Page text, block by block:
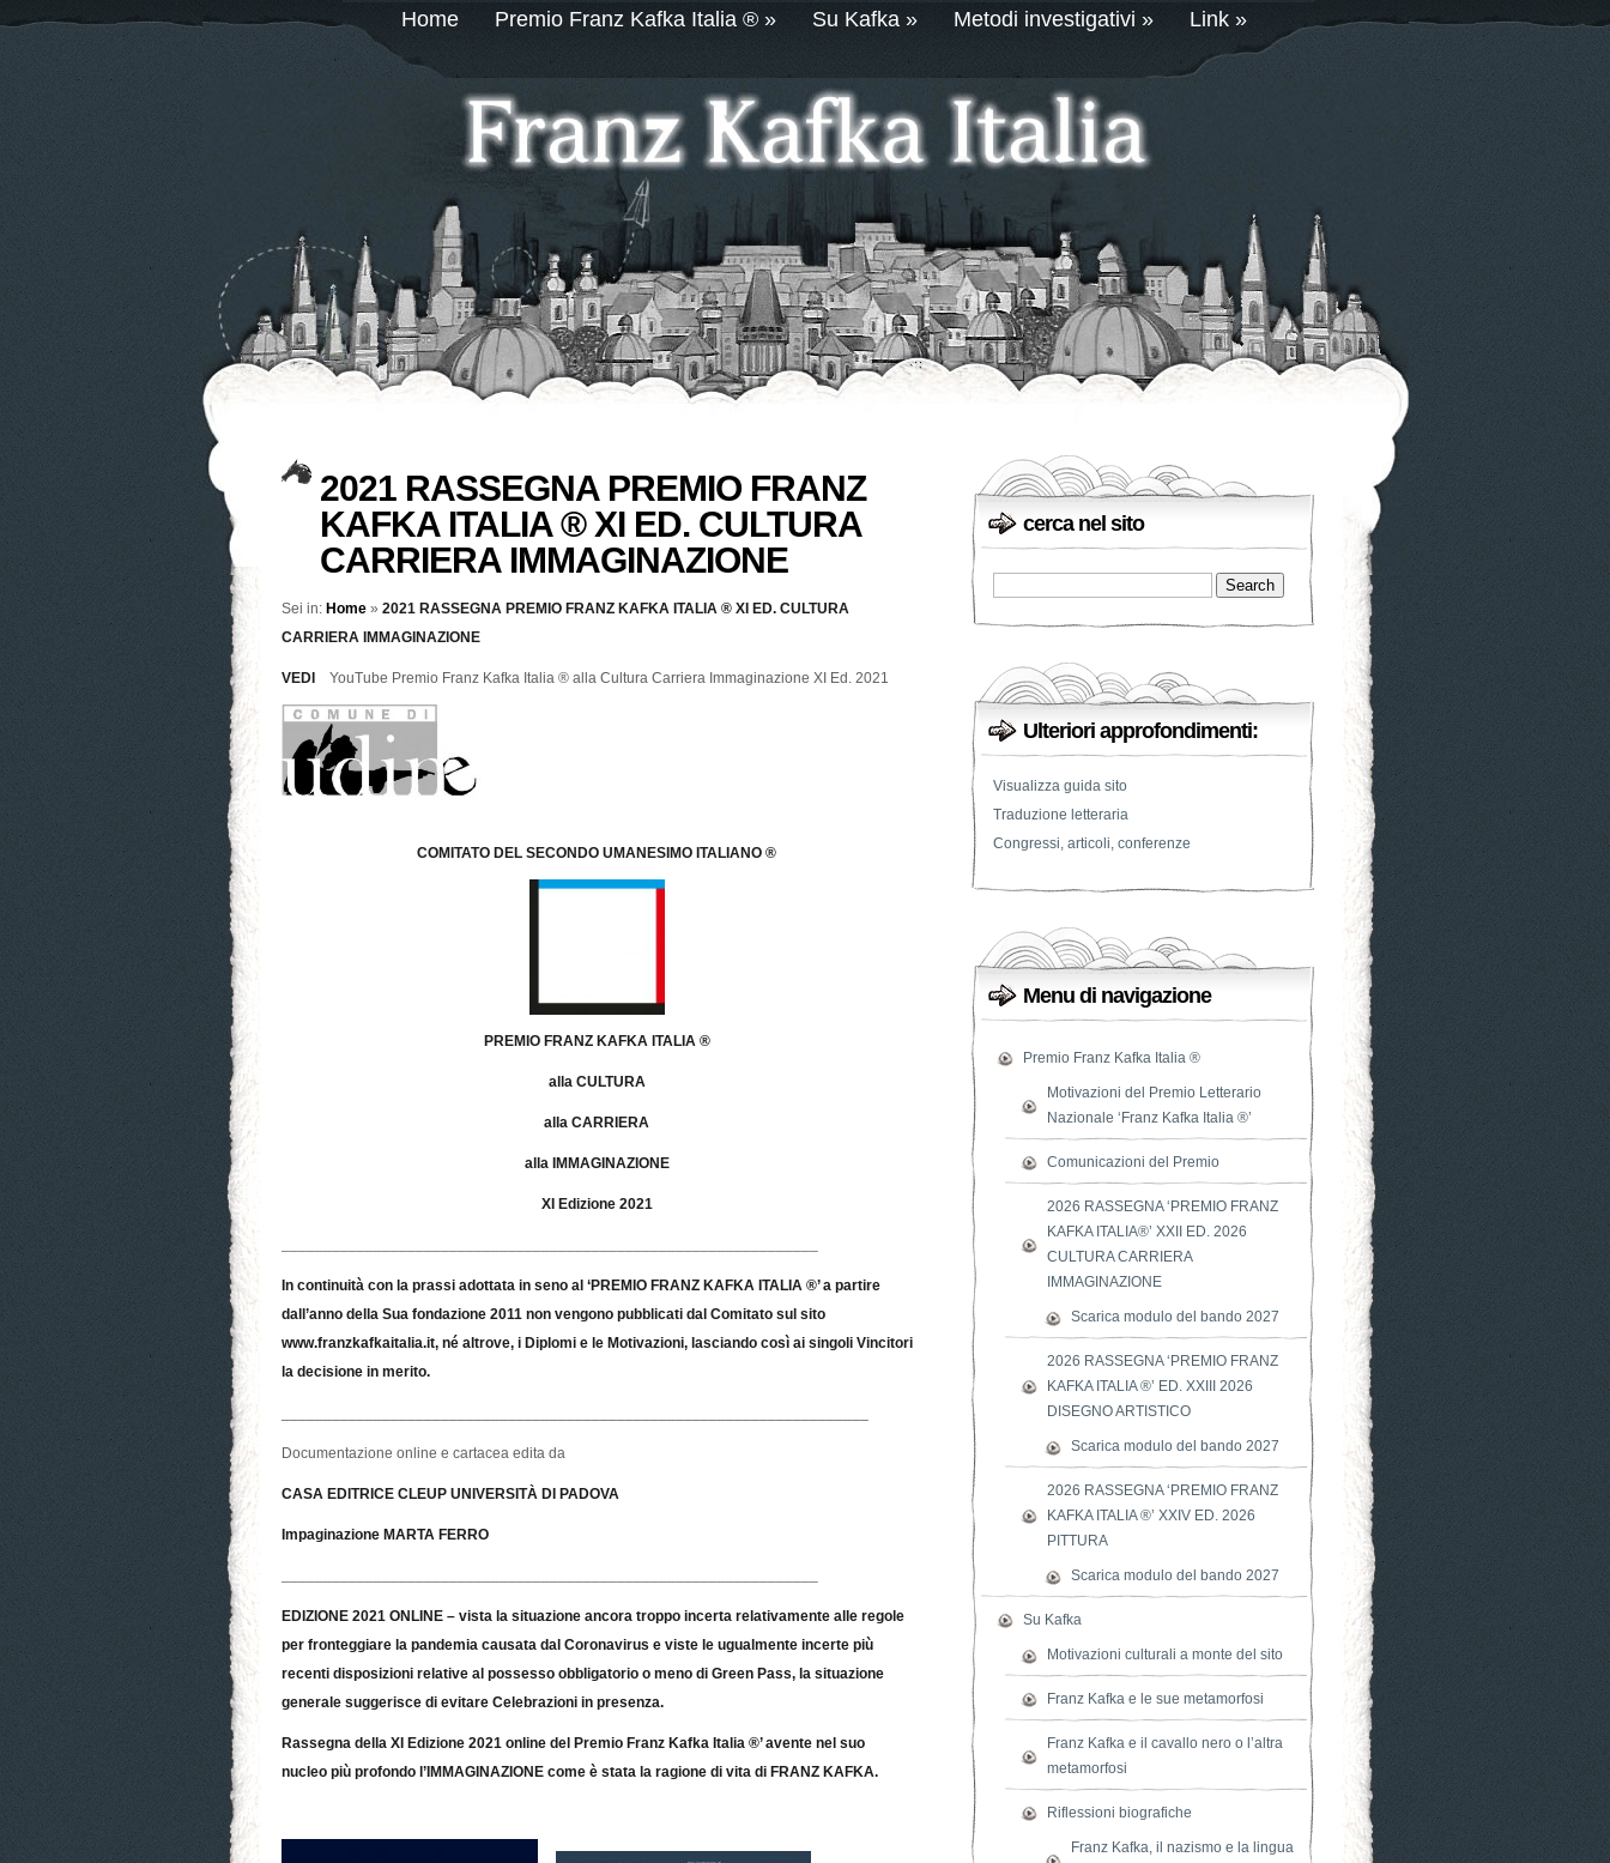
Home Premio Franz Kafka Italia ®» Su Kafka» Metodi investigativi » Link»
2021 RASSEGNA PREMIO FRANZ
KAFKA ITALIA ® XI ED. CULTURA
CARRIERA IMMAGINAZIONE
Sei in: Home» 2021 RASSEGNA PREMIO FRANZ KAFKA ITALIA ® XI ED. CULTURA
CARRIERA IMMAGINAZIONE
VEDI YouTube Premio Franz Kafka Italia ® alla Cultura Carriera Immaginazione XI Ed. 2021
COMITATO DEL SECONDO UMANESIMO ITALIANO ®
PREMIO FRANZ KAFKA ITALIA ®
alla CULTURA
alla CARRIERA
alla IMMAGINAZIONE
XI Edizione 2021
In continuità con la prassi adottata in seno al ‘PREMIO FRANZ KAFKA ITALIA ®’ a partire
dall’anno della Sua fondazione 2011 non vengono pubblicati dal Comitato sul sito
www.franzkafkaitalia.it, né altrove, i Diplomi e le Motivazioni, lasciando così ai singoli Vincitori
la decisione in merito.
Documentazione online e cartacea edita da
CASA EDITRICE CLEUP UNIVERSITÀ DI PADOVA
Impaginazione MARTA FERRO
EDIZIONE 2021 ONLINE – vista la situazione ancora troppo incerta relativamente alle regole
per fronteggiare la pandemia causata dal Coronavirus e viste le ugualmente incerte più
recenti disposizioni relative al possesso obbligatorio o meno di Green Pass, la situazione
generale suggerisce di evitare Celebrazioni in presenza.
Rassegna della XI Edizione 2021 online del Premio Franz Kafka Italia ®’ avente nel suo
nucleo più profondo l’IMMAGINAZIONE come è stata la ragione di vita di FRANZ KAFKA.
cerca nel sito
Ulteriori approfondimenti:
Visualizza guida sito
Traduzione letteraria
Congressi, articoli, conferenze
Menu di navigazione
Premio Franz Kafka Italia ®
Motivazioni del Premio Letterario
Nazionale ‘Franz Kafka Italia ®’
Comunicazioni del Premio
2026 RASSEGNA ‘PREMIO FRANZ
KAFKA ITALIA®’ XXII ED. 2026
CULTURA CARRIERA
IMMAGINAZIONE
Scarica modulo del bando 2027
2026 RASSEGNA ‘PREMIO FRANZ
KAFKA ITALIA ®’ ED. XXIII 2026
DISEGNO ARTISTICO
Scarica modulo del bando 2027
2026 RASSEGNA ‘PREMIO FRANZ
KAFKA ITALIA ®’ XXIV ED. 2026
PITTURA
Scarica modulo del bando 2027
Su Kafka
Motivazioni culturali a monte del sito
Franz Kafka e le sue metamorfosi
Franz Kafka e il cavallo nero o l’altra
metamorfosi
Riflessioni biografiche
Franz Kafka, il nazismo e la lingua